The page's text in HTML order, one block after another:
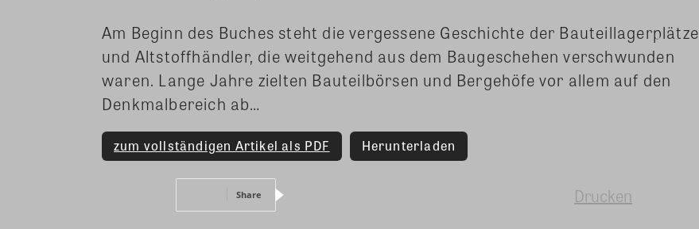
Am Beginn des Buches steht die vergessene Geschichte der Bauteillagerplätze
und Altstoffhändler, die weitgehend aus dem Baugeschehen verschwunden
waren. Lange Jahre zielten Bauteilbörsen und Bergehöfe vor allem auf den
Denkmalbereich ab…
zum vollständigen Artikel als PDF Herunterladen
Share Drucken